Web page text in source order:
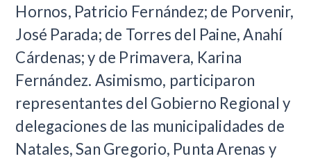
Hornos, Patricio Fernández; de Porvenir,
José Parada; de Torres del Paine, Anahí
Cárdenas; y de Primavera, Karina
Fernández. Asimismo, participaron
representantes del Gobierno Regional y
delegaciones de las municipalidades de
Natales, San Gregorio, Punta Arenas y